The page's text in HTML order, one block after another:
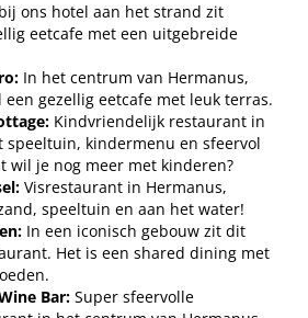
ons hotel aan het strand zit
eetcafe met een uitgebreide
In het centrum van Hermanus,
gezellig eetcafe met leuk terras.
Kindvriendelijk restaurant in
speeltuin, kindermenu en sfeervol
wil je nog meer met kinderen?
Visrestaurant in Hermanus,
speeltuin en aan het water!
In een iconisch gebouw zit dit
Het is een shared dining met
Bar: Super sfeervolle